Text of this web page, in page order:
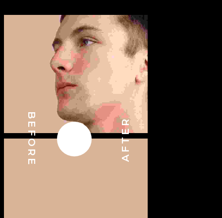
AFTER
BEFORE